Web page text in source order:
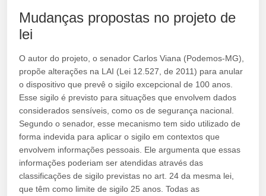
Mudanças propostas no projeto de
lei
O autor do projeto, o senador Carlos Viana (Podemos-MG),
propõe alterações na LAI (Lei 12.527, de 2011) para anular
o dispositivo que prevê o sigilo excepcional de 100 anos.
Esse sigilo é previsto para situações que envolvem dados
considerados sensíveis, como os de segurança nacional.
Segundo o senador, esse mecanismo tem sido utilizado de
forma indevida para aplicar o sigilo em contextos que
envolvem informações pessoais. Ele argumenta que essas
informações poderiam ser atendidas através das
classificações de sigilo previstas no art. 24 da mesma lei,
que têm como limite de sigilo 25 anos. Todas as